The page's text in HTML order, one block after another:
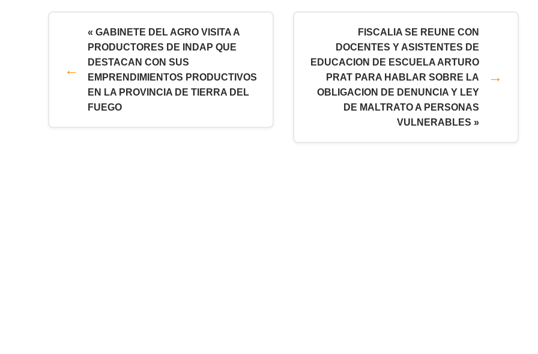
« GABINETE DEL AGRO VISITA A
PRODUCTORES DE INDAP QUE
DESTACAN CON SUS
EMPRENDIMIENTOS PRODUCTIVOS
EN LA PROVINCIA DE TIERRA DEL
FUEGO
FISCALIA SE REUNE CON
DOCENTES Y ASISTENTES DE
EDUCACION DE ESCUELA ARTURO
PRAT PARA HABLAR SOBRE LA
OBLIGACION DE DENUNCIA Y LEY
DE MALTRATO A PERSONAS
VULNERABLES »